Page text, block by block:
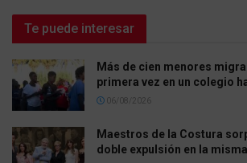
Te puede interesar
Más de cien menores
primera vez en un colegio
06/08/2026
Maestros de la Costura
doble expulsión en la